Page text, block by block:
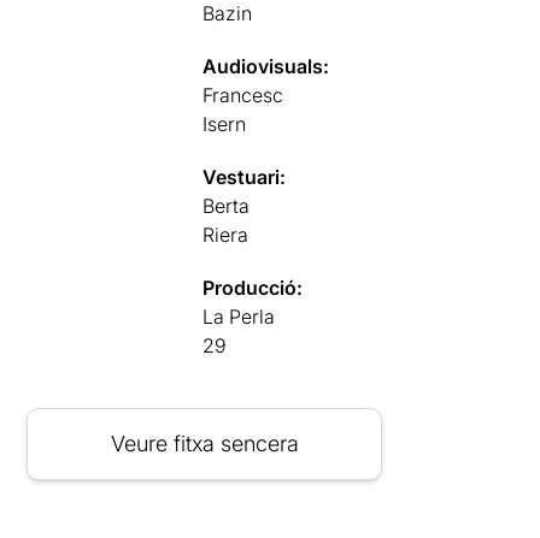
Bazin
Audiovisuals:
Francesc
Isern
Vestuari:
Berta
Riera
Producció:
La Perla
29
Veure fitxa sencera